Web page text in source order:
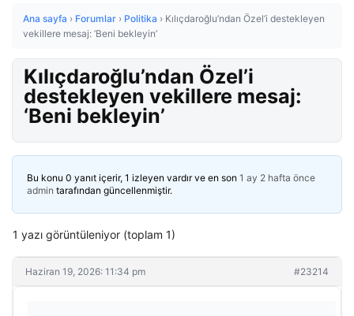
Ana sayfa › Forumlar › Politika › Kılıçdaroğlu’ndan Özel’i destekleyen
vekillere mesaj: ‘Beni bekleyin’
Kılıçdaroğlu’ndan Özel’i
destekleyen vekillere mesaj:
‘Beni bekleyin’
Bu konu 0 yanıt içerir, 1 izleyen vardır ve en son 1 ay 2 hafta önce
admin tarafından güncellenmiştir.
1 yazı görüntüleniyor (toplam 1)
Haziran 19, 2026: 11:34 pm #23214